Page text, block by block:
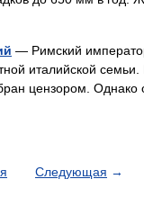
— Римский
италийской
цензором.
Следующая →